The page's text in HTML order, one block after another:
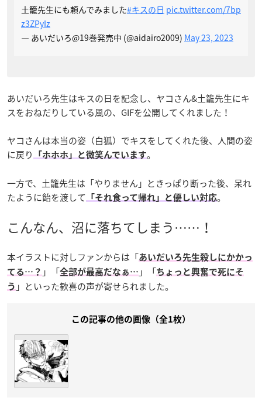
土籠先生にも頼んでみました#キスの日 pic.twitter.com/7bp
z3ZPyIz
— あいだいろ@19巻発売中 (@aidairo2009) May 23, 2023
あいだいろ先生はキスの日を記念し、ヤコさん&土籠先生にキ
スをおねだりしている風の、GIFを公開してくれました！
ヤコさんは本当の姿（白狐）でキスをしてくれた後、人間の姿
に戻り
「ホホホ」と微笑んでいます。
一方で、土籠先生は「やりません」ときっぱり断った後、呆れ
たように飴を渡して 「それ食って帰れ」と優しい対応。
こんなん、沼に落ちてしまう……！
本イラストに対しファンからは「あいだいろ先生殺しにかかっ
てる…？ 」「全部が最高だなぁ… 」「ちょっと興奮で死にそ
う 」といった歓喜の声が寄せられました。
この記事の他の画像（全1枚）